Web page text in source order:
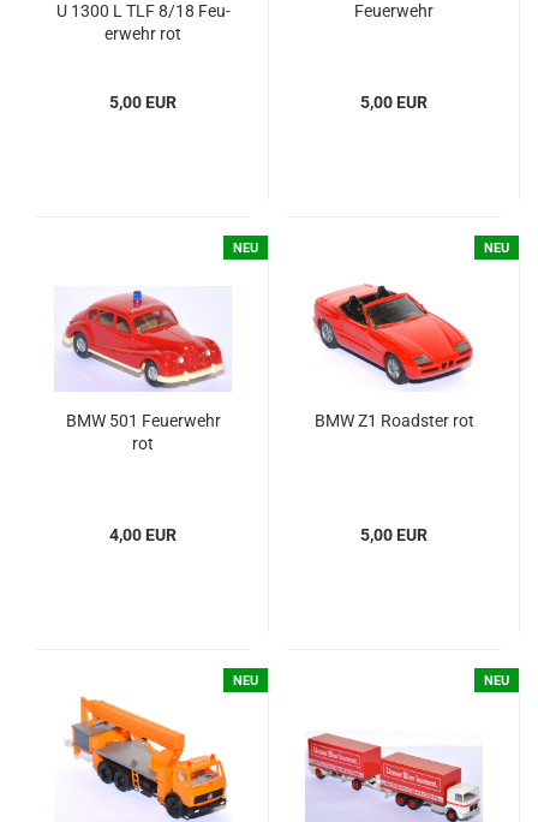
U 1300 L TLF 8/18 Feu­
er­wehr rot
5,00 EUR
Feu­er­wehr
5,00 EUR
NEU
BMW 501 Feu­er­wehr
rot
4,00 EUR
NEU
BMW Z1 Roads­ter rot
5,00 EUR
NEU NEU